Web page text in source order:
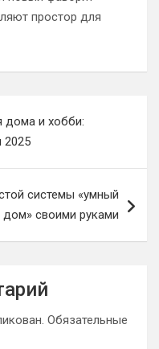
простор для
дома и хобби:
2025
системы «умный
дом» своими руками
Обязательные